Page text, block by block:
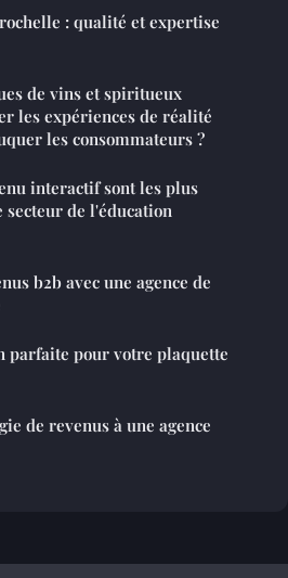
: qualité et expertise
de vins et spiritueux
les expériences de réalité
les consommateurs ?
interactif sont les plus
de l'éducation
b2b avec une agence de
parfaite pour votre plaquette
de revenus à une agence